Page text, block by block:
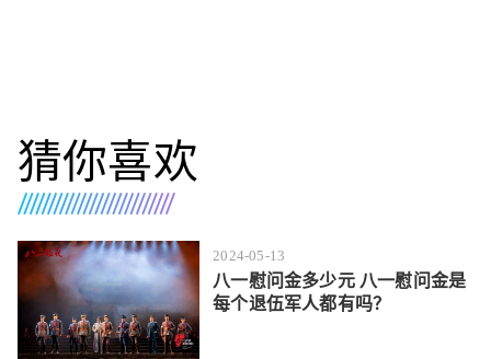
猜你喜欢
2024-05-13
八一慰问金多少元 八一慰问金是
每个退伍军人都有吗？